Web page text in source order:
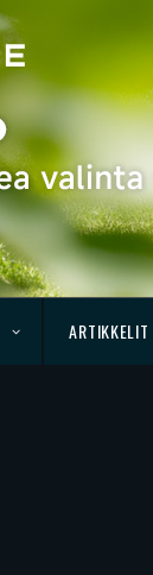
ARTIKKELIT